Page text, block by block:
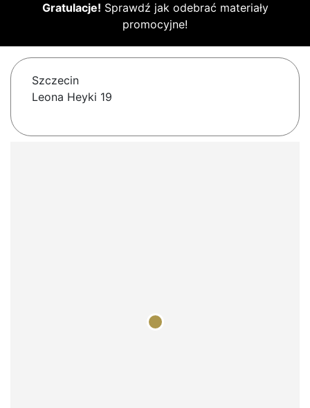
Gratulacje! Sprawdź jak odebrać materiały
promocyjne!
Szczecin
Leona Heyki 19